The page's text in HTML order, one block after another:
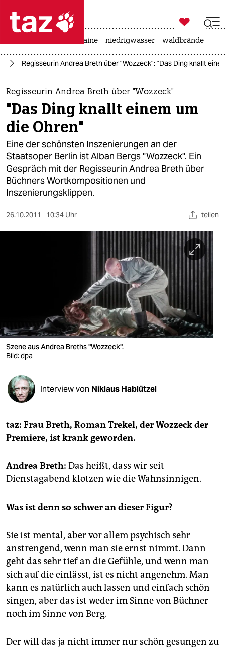
 taz zahl ich
taz zahl ich
themen
politik
öko
gesellschaft
kultur
veranstaltungen
shop
fragen & hilfe
unterstützen
genossenschaft

taz zahl ich
krieg in der ukraine niedrigwasser waldbrände
Regisseurin Andrea Breth über "Wozzeck": "Das Ding knallt
Regisseurin Andrea Breth über "Wozzeck"
"Das Ding knallt einem um
die Ohren"
Eine der schönsten Inszenierungen an der
Staatsoper Berlin ist Alban Bergs "Wozzeck". Ein
Gespräch mit der Regisseurin Andrea Breth über
Büchners Wortkompositionen und
Inszenierungsklippen.
26.10.2011 10:34 Uhr teilen
Szene aus Andrea Breths "Wozzeck".
Bild: dpa
Interview von Niklaus Hablützel
taz: Frau Breth, Roman Trekel, der Wozzeck der
Premiere, ist krank geworden.
Andrea Breth: Das heißt, dass wir seit
Dienstagabend klotzen wie die Wahnsinnigen.
Was ist denn so schwer an dieser Figur?
Sie ist mental, aber vor allem psychisch sehr
anstrengend, wenn man sie ernst nimmt. Dann
geht das sehr tief an die Gefühle, und wenn man
sich auf die einlässt, ist es nicht angenehm. Man
kann es natürlich auch lassen und einfach schön
singen, aber das ist weder im Sinne von Büchner
noch im Sinne von Berg.
Der will das ja nicht immer nur schön gesungen zu